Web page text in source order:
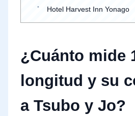
Hotel Harvest Inn Yonago
¿Cuánto mide
longitud y su
a Tsubo y Jo?